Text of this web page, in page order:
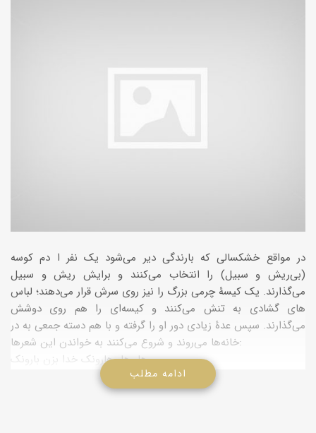
در مواقع خشکسالی که بارندگی دیر می‌شود یک نفر ا دم کوسه
(بی‌ریش و سبیل) را انتخاب می‌کنند و برایش ریش و سبیل
می‌گذارند. یک کیسۀ چرمی بزرگ را نیز روی سرش قرار می‌دهند؛ لباس
های گشادی به تنش می‌کنند و کیسه‌ای را هم روی دوشش
می‌گذارند. سپس عدۀ زیادی دور او را گرفته و با هم دسته جمعی به در
خانه‌ها می‌روند و شروع می‌کنند به خواندن این شعرها:
هار هار هارونک خدا بزن بارونک
سی او عیال دارون خدا بزن بارونک
گندما که زیر خاکن ز تشنئی هلاکن
ادامه مطلب